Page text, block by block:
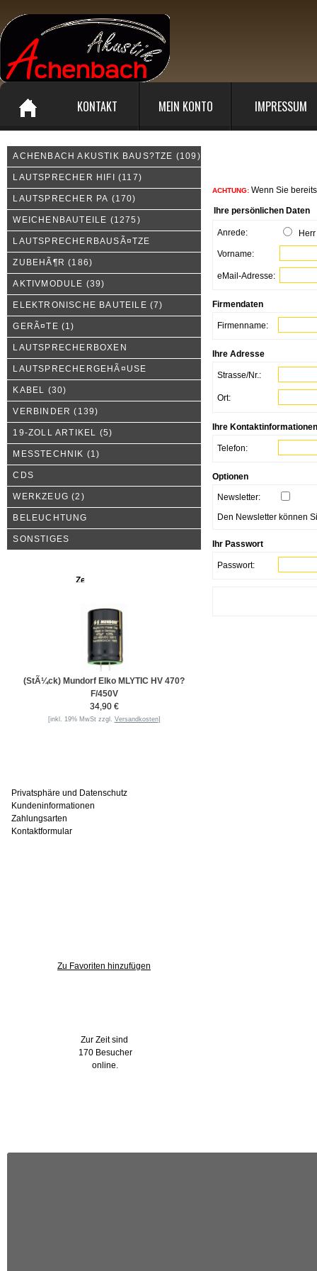
KONTAKT MEIN KONTO IMPRESSUM
ACHENBACH AKUSTIK BAUS?TZE (109)
LAUTSPRECHER HIFI (117)
LAUTSPRECHER PA (170)
WEICHENBAUTEILE (1275)
LAUTSPRECHERBAUSÃ¤TZE
ZUBEHÃ¶R (186)
AKTIVMODULE (39)
ELEKTRONISCHE BAUTEILE (7)
GERÃ¤TE (1)
LAUTSPRECHERBOXEN
LAUTSPRECHERGEHÃ¤USE
KABEL (30)
VERBINDER (139)
19-ZOLL ARTIKEL (5)
MESSTECHNIK (1)
CDS
WERKZEUG (2)
BELEUCHTUNG
SONSTIGES
(StÃ¼ck) Mundorf Elko MLYTIC HV 470?
F/450V
34,90 €
[inkl. 19% MwSt zzgl. Versandkosten]
Privatsphäre und Datenschutz
Kundeninformationen
Zahlungsarten
Kontaktformular
Zu Favoriten hinzufügen
Zur Zeit sind
170 Besucher
online.
ACHTUNG: Wenn Sie
Ihre persönlichen Daten
Anrede:
Vorname:
eMail-Adresse:
Firmendaten
Firmenname:
Ihre Adresse
Strasse/Nr.:
Ort:
Ihre Kontaktinformationen
Telefon:
Optionen
Newsletter:
Den Newsletter können
Ihr Passwort
Passwort: